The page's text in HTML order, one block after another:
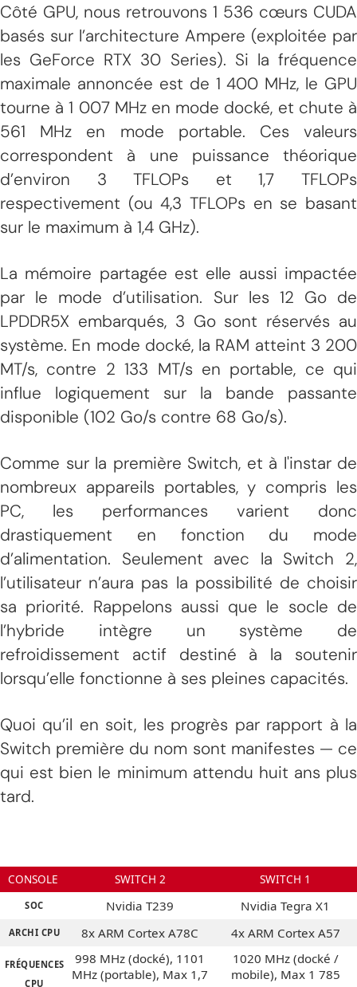
Côté GPU, nous retrouvons 1 536 cœurs CUDA
basés sur l’architecture Ampere (exploitée par
les GeForce RTX 30 Series). Si la fréquence
maximale annoncée est de 1 400 MHz, le GPU
tourne à 1 007 MHz en mode docké, et chute à
561 MHz en mode portable. Ces valeurs
correspondent à une puissance théorique
d’environ 3 TFLOPs et 1,7 TFLOPs
respectivement (ou 4,3 TFLOPs en se basant
sur le maximum à 1,4 GHz).
La mémoire partagée est elle aussi impactée
par le mode d’utilisation. Sur les 12 Go de
LPDDR5X embarqués, 3 Go sont réservés au
système. En mode docké, la RAM atteint 3 200
MT/s, contre 2 133 MT/s en portable, ce qui
influe logiquement sur la bande passante
disponible (102 Go/s contre 68 Go/s).
Comme sur la première Switch, et à l'instar de
nombreux appareils portables, y compris les
PC, les performances varient donc
drastiquement en fonction du mode
d’alimentation. Seulement avec la Switch 2,
l’utilisateur n’aura pas la possibilité de choisir
sa priorité. Rappelons aussi que le socle de
l’hybride intègre un système de
refroidissement actif destiné à la soutenir
lorsqu’elle fonctionne à ses pleines capacités.
Quoi qu’il en soit, les progrès par rapport à la
Switch première du nom sont manifestes — ce
qui est bien le minimum attendu huit ans plus
tard.
CONSOLE SWITCH 2 SWITCH 1
SOC Nvidia T239 Nvidia Tegra X1
ARCHI CPU 8x ARM Cortex A78C 4x ARM Cortex A57
FRÉQUENCES
CPU
998 MHz (docké), 1101
MHz (portable), Max 1,7
1020 MHz (docké /
mobile), Max 1 785